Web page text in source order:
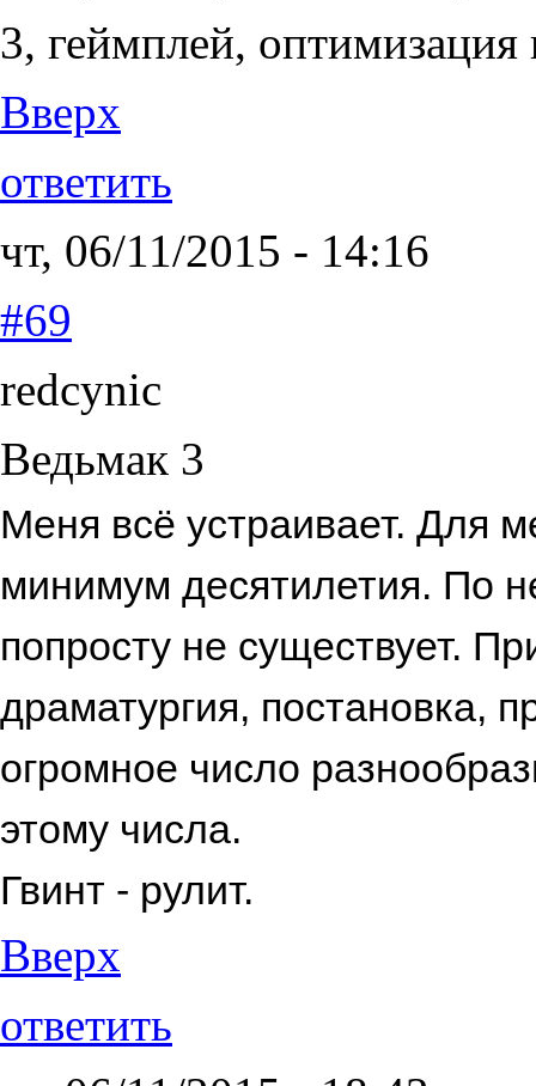
3, геймплей, оптимизация
Вверх
ответить
чт, 06/11/2015 - 14:16
#69
redcynic
Ведьмак 3
Меня всё устраивает. Для
минимум десятилетия. По
попросту не существует.
драматургия, постановка,
огромное число
этому числа.
Гвинт - рулит.
Вверх
ответить